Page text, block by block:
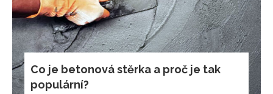
Co je betonová stěrka a proč je tak
populární?